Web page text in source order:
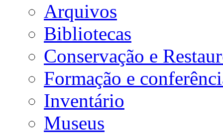
Arquivos
Bibliotecas
Conservação e
Formação e
Inventário
Museus